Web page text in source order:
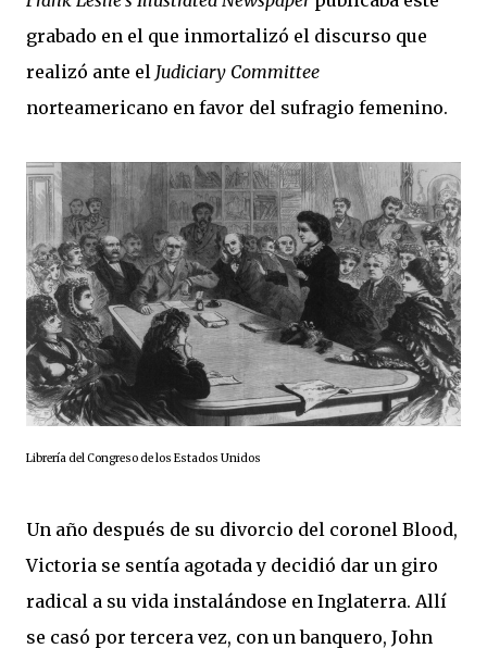
grabado en el que inmortalizó el discurso que
realizó ante el Judiciary Committee
norteamericano en favor del sufragio femenino.
Librería del Congreso de los Estados Unidos
Un año después de su divorcio del coronel Blood,
Victoria se sentía agotada y decidió dar un giro
radical a su vida instalándose en Inglaterra. Allí
se casó por tercera vez, con un banquero, John